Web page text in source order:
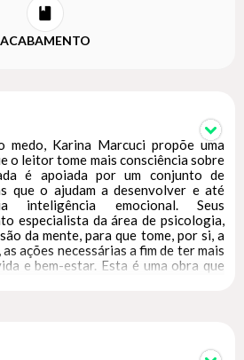
ACABAMENTO
medo, Karina Marcuci propõe uma
o leitor tome mais consciência sobre
é apoiada por um conjunto de
que o ajudam a desenvolver e até
inteligência emocional. Seus
especialista da área de psicologia,
da mente, para que tome, por si, a
ações necessárias a fim de ter mais
e bem-estar. Esta é uma obra que
- CONSCIÊNCIA CORPORAL; -